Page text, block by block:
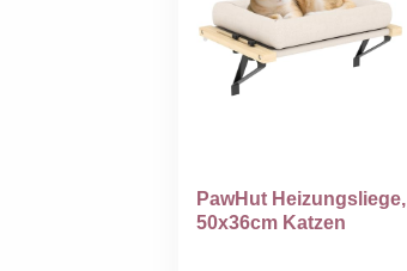
PawHut Heizungsliege,
50x36cm Katzen